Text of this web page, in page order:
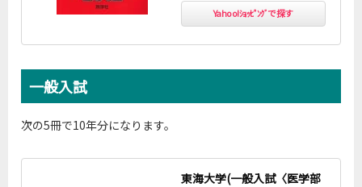
Yahoo!ｼｮｯﾋﾟﾝｸﾞで探す
一般入試
次の5冊で10年分になります。
東海大学(一般入試〈医学部